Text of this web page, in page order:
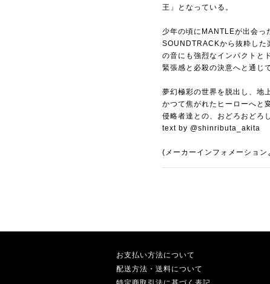
王」となっている。
少年の頃にMANTLEが出会っ
SOUNDTRACKから抜粋した
の音にも強烈なインパクトと
緊張感と必殺の決意へと通じ
夢幻極彩の世界を脱出し、地
かつて焦がれたヒーローへと
侵略者達との、おどろおどろ
text by @shinributa_akita
(メーカーインフォメーション
お支払い方法について
配送方法・送料について